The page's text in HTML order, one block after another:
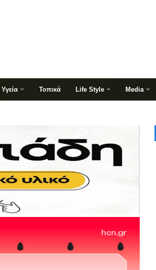
Υγεία Τοπικά Life Style Media